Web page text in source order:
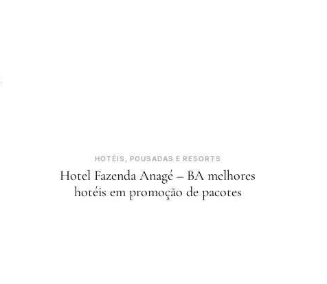
HOTÉIS, POUSADAS E RESORTS
Hotel Fazenda Anagé – BA melhores
hotéis em promoção de pacotes